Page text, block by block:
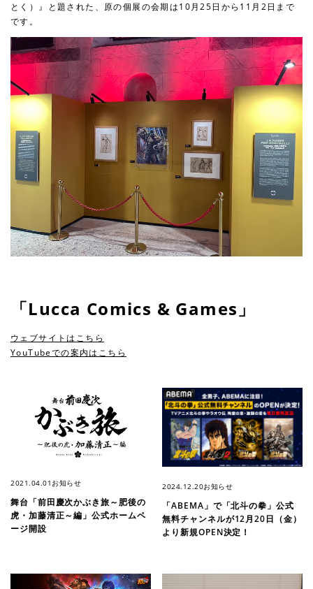
とく）』と題された、原の個展の会期は10月25日から11月2日まで
です。
「Lucca Comics & Games」
ウェブサイトはこちら
YouTubeでの案内はこちら
2021.04.01お知らせ
舞台「前田慶次かぶき旅～肥後の
虎・加藤清正～編」公式ホームペ
ージ開設
2024.12.20お知らせ
「ABEMA」で「北斗の拳」公式
無料チャンネルが12月20日（金）
より新規OPEN決定！